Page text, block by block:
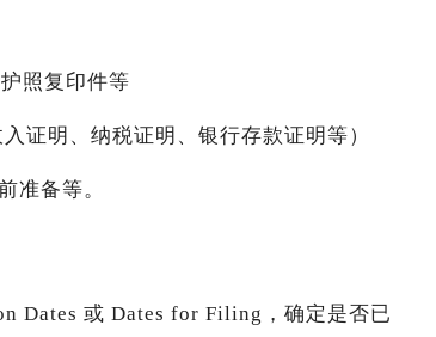
照复印件等
证明、纳税证明、银行存款证明等）
准备等。
Dates 或 Dates for Filing，确定是否已